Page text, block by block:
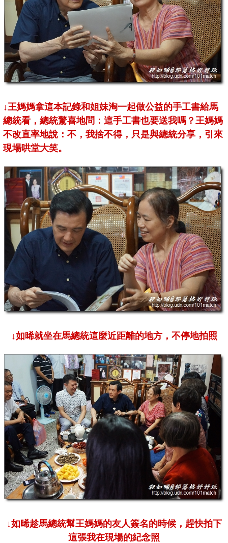
↓王媽媽拿這本記錄和姐妹淘一起做公益的手工書給馬
總統看，總統驚喜地問：這手工書也要送我嗎？王媽媽
不改直率地說：不，我捨不得，只是與總統分享，引來
現場哄堂大笑。
↓如晞就坐在馬總統這麼近距離的地方，不停地拍照
↓如晞趁馬總統幫王媽媽的友人簽名的時候，趕快拍下
這張我在現場的紀念照